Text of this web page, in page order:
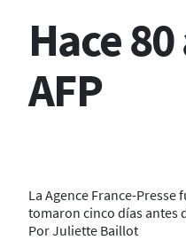
Hace
AFP
La Agence France-
tomaron cinco días antes
Por Juliette Baillot